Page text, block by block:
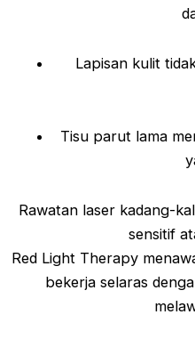
Lapisan kulit
Tisu parut lama
Rawatan laser kadang-
sensitif
Red Light Therapy
bekerja selaras